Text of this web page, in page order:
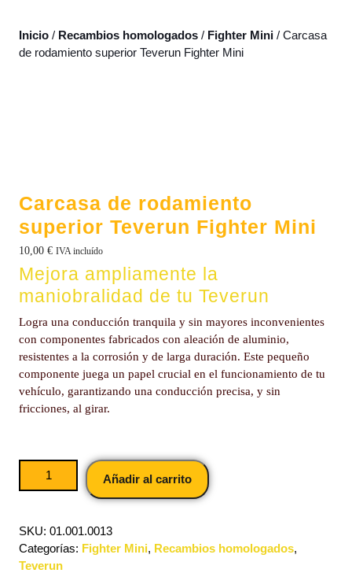
Inicio / Recambios homologados / Fighter Mini / Carcasa
de rodamiento superior Teverun Fighter Mini
Carcasa de rodamiento
superior Teverun Fighter Mini
10,00 € IVA incluído
Mejora ampliamente la
maniobralidad de tu Teverun
Logra una conducción tranquila y sin mayores inconvenientes
con componentes fabricados con aleación de aluminio,
resistentes a la corrosión y de larga duración. Este pequeño
componente juega un papel crucial en el funcionamiento de tu
vehículo, garantizando una conducción precisa, y sin
fricciones, al girar.
Añadir al carrito
SKU: 01.001.0013
Categorías: Fighter Mini, Recambios homologados,
Teverun